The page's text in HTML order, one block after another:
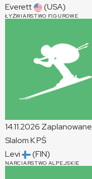
Everett
(USA)
ŁYŻWIARSTWO FIGUROWE
14.11.2026 Zaplanowane
SlalomKPŚ
Levi
(FIN)
NARCIARSTWO ALPEJSKIE